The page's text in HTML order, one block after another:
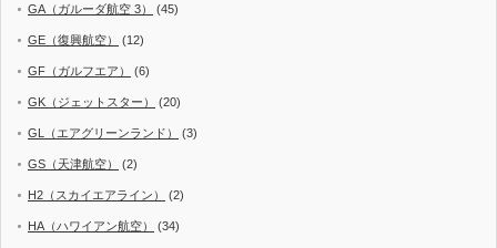
GA（ガルーダ航空 3） (45)
GE（復興航空） (12)
GF（ガルフエア） (6)
GK（ジェットスター） (20)
GL（エアグリーンランド） (3)
GS（天津航空） (2)
H2（スカイエアライン） (2)
HA（ハワイアン航空） (34)